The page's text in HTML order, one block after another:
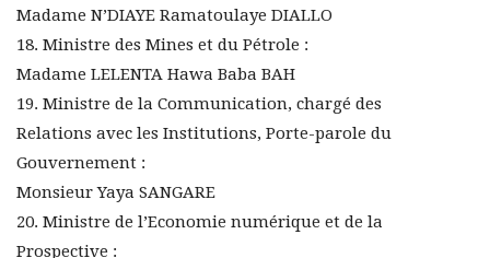
Madame N’DIAYE Ramatoulaye DIALLO
18. Ministre des Mines et du Pétrole :
Madame LELENTA Hawa Baba BAH
19. Ministre de la Communication, chargé des
Relations avec les Institutions, Porte-parole du
Gouvernement :
Monsieur Yaya SANGARE
20. Ministre de l’Economie numérique et de la
Prospective :